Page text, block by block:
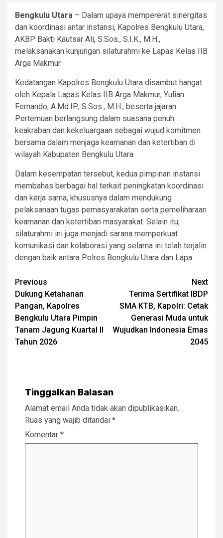
Bengkulu Utara – Dalam upaya mempererat sinergitas
dan koordinasi antar instansi, Kapolres Bengkulu Utara,
AKBP Bakti Kautsar Ali, S.Sos., S.I.K., M.H.,
melaksanakan kunjungan silaturahmi ke Lapas Kelas IIB
Arga Makmur.
Kedatangan Kapolres Bengkulu Utara disambut hangat
oleh Kepala Lapas Kelas IIB Arga Makmur, Yulian
Fernando, A.Md.IP., S.Sos., M.H., beserta jajaran.
Pertemuan berlangsung dalam suasana penuh
keakraban dan kekeluargaan sebagai wujud komitmen
bersama dalam menjaga keamanan dan ketertiban di
wilayah Kabupaten Bengkulu Utara.
Dalam kesempatan tersebut, kedua pimpinan instansi
membahas berbagai hal terkait peningkatan koordinasi
dan kerja sama, khususnya dalam mendukung
pelaksanaan tugas pemasyarakatan serta pemeliharaan
keamanan dan ketertiban masyarakat. Selain itu,
silaturahmi ini juga menjadi sarana memperkuat
komunikasi dan kolaborasi yang selama ini telah terjalin
dengan baik antara Polres Bengkulu Utara dan Lapa
Post
navigation
Previous
Dukung Ketahanan
Pangan, Kapolres
Bengkulu Utara Pimpin
Tanam Jagung Kuartal II
Tahun 2026
Next
Terima Sertifikat IBDP
SMA KTB, Kapolri: Cetak
Generasi Muda untuk
Wujudkan Indonesia Emas
2045
Tinggalkan Balasan
Alamat email Anda tidak akan dipublikasikan.
Ruas yang wajib ditandai *
Komentar *